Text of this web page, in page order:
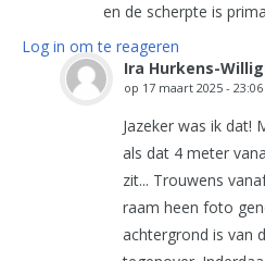
en de scherpte is
Log in om te reageren
Ira Hurkens-
op 17 maart 2025 - 23:06
Jazeker was ik dat!
als dat 4 meter
zit... Trouwens
raam heen foto
achtergrond is van